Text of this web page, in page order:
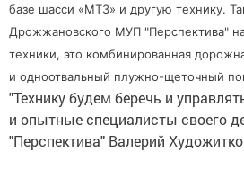
базе шасси «МТЗ» и другую технику.
Дрожжановского МУП "Перспектива"
техники, это комбинированная
и одноотвальный плужно-щеточный
"Технику будем беречь и
и опытные специалисты своего
"Перспектива" Валерий